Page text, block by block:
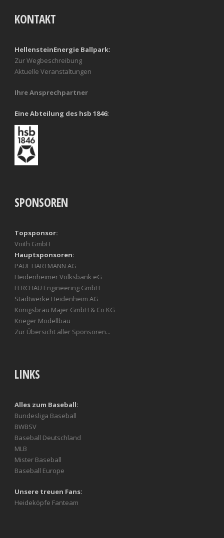
KONTAKT
HellensteinEnergie Ballpark:
Zur Wegbeschreibung
Aktuelle Veranstaltungen
Ihre Ansprechpartner
Eine Abteilung des hsb 1846:
SPONSOREN
Topsponsor:
Voith GmbH
Hauptsponsoren:
PAUL HARTMANN AG
Heidenheimer Volksbank eG
FERCHAU Engineering GmbH
Stadtwerke Heidenheim AG
Königsbräu Majer GmbH & Co KG
Krieger Modellbau
Zur Übersicht aller Sponsoren...
LINKS
Alles zum Baseball:
Bundesliga Baseball
BWBSV
Baseball Deutschland
MLB
Mister Baseball
Baseball Europe
Unsere treuen Fans:
Heideköpfe Fanteam